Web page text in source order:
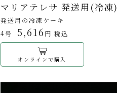
マリアテレサ 発送用(冷凍)
発送用の冷凍ケーキ
4号
5,616 円 税込
オンラインで購入